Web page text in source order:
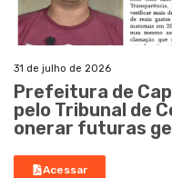
31 de julho de 2026
Prefeitura de
pelo Tribunal de
onerar futuras
Acessar